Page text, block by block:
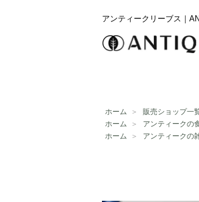
アンティークリーブス｜
ホーム ＞ 販売ショップ一
ホーム
＞ アンティークの
ホーム
＞ アンティークの